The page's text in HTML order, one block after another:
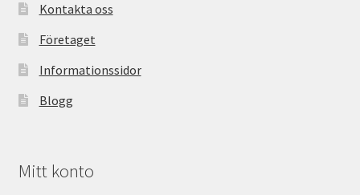
Kontakta oss
Företaget
Informationssidor
Blogg
Mitt konto